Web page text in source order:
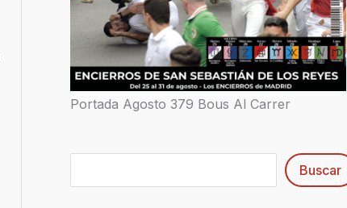
Portada Agosto 379 Bous Al Carrer
Buscar